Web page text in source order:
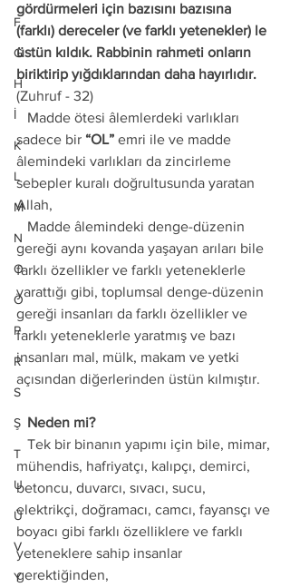
F
G
H
İ
K
L
M
N
O
Ö
P
R
S
Ş
T
U
Ü
V
Y
gördürmeleri için bazısını bazısına
(farklı) dereceler (ve farklı yetenekler) le
üstün kıldık. Rabbinin rahmeti onların
biriktirip yığdıklarından daha hayırlıdır.
(Zuhruf - 32)
sadece bir “OL” emri ile ve madde
âlemindeki varlıkları da zincirleme
sebepler kuralı doğrultusunda yaratan
Allah,
gereği aynı kovanda yaşayan arıları bile
farklı özellikler ve farklı yeteneklerle
yarattığı gibi, toplumsal denge-düzenin
gereği insanları da farklı özellikler ve
farklı yeteneklerle yaratmış ve bazı
insanları mal, mülk, makam ve yetki
açısından diğerlerinden üstün kılmıştır.
   Neden mi?
mühendis, hafriyatçı, kalıpçı, demirci,
betoncu, duvarcı, sıvacı, sucu,
elektrikçi, doğramacı, camcı, fayansçı ve
boyacı gibi farklı özelliklere ve farklı
yeteneklere sahip insanlar
gerektiğinden,